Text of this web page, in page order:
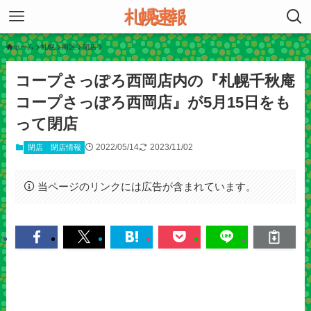
ホーム 札幌 南区 閉店
コープさっぽろ西岡店内の『札幌千秋庵
コープさっぽろ西岡店』が5月15日をも
って閉店
閉店 閉店情報 2022/05/14 2023/11/02
当ページのリンクには広告が含まれています。